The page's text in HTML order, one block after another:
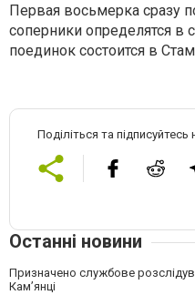
Первая восьмерка сразу
соперники определятся
поединок состоится в
Поділіться та
Останні новини
Призначено службове
Кам’янці